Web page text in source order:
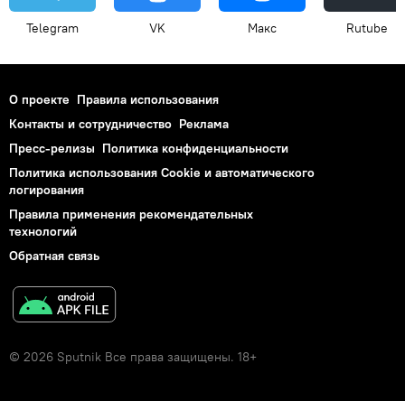
Telegram VK Макс Rutube
О проекте Правила использования
Контакты и сотрудничество Реклама
Пресс-релизы Политика конфиденциальности
Политика использования Cookie и автоматического
логирования
Правила применения рекомендательных
технологий
Обратная связь
© 2026 Sputnik Все права защищены. 18+